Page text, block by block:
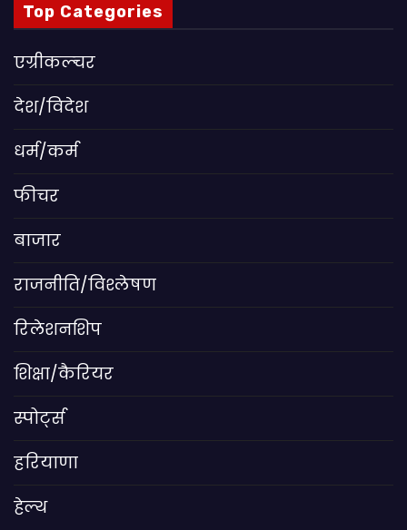
Top Categories
एग्रीकल्चर
देश/विदेश
धर्म/कर्म
फीचर
बाजार
राजनीति/विश्लेषण
रिलेशनशिप
शिक्षा/कैरियर
स्पोर्ट्स
हरियाणा
हेल्थ